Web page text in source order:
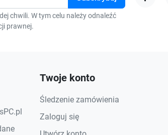
chwili. W tym celu należy odnaleźć
prawnej.
Twoje konto
Śledzenie zamówienia
Zaloguj się